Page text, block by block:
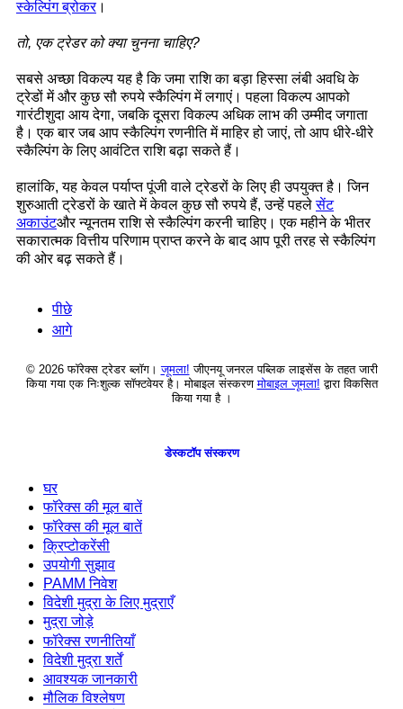
स्केल्पिंग ब्रोकर।
तो, एक ट्रेडर को क्या चुनना चाहिए?
सबसे अच्छा विकल्प यह है कि जमा राशि का बड़ा हिस्सा लंबी अवधि के
ट्रेडों में और कुछ सौ रुपये स्कैल्पिंग में लगाएं। पहला विकल्प आपको
गारंटीशुदा आय देगा, जबकि दूसरा विकल्प अधिक लाभ की उम्मीद जगाता
है। एक बार जब आप स्कैल्पिंग रणनीति में माहिर हो जाएं, तो आप धीरे-धीरे
स्कैल्पिंग के लिए आवंटित राशि बढ़ा सकते हैं।
हालांकि, यह केवल पर्याप्त पूंजी वाले ट्रेडरों के लिए ही उपयुक्त है। जिन
शुरुआती ट्रेडरों के खाते में केवल कुछ सौ रुपये हैं, उन्हें पहलेसेंट
अकाउंटऔर न्यूनतम राशि से स्कैल्पिंग करनी चाहिए। एक महीने के भीतर
सकारात्मक वित्तीय परिणाम प्राप्त करने के बाद आप पूरी तरह से स्कैल्पिंग
की ओर बढ़ सकते हैं।
पीछे
आगे
© 2026 फॉरेक्स ट्रेडर ब्लॉग।जूमला! जीएनयू जनरल पब्लिक लाइसेंस के तहत जारी
किया गया एक निःशुल्क सॉफ्टवेयर है। मोबाइल संस्करणमोबाइल जूमला! द्वारा विकसित
किया गया है ।
डेस्कटॉप संस्करण
घर
फॉरेक्स की मूल बातें
फॉरेक्स की मूल बातें
क्रिप्टोकरेंसी
उपयोगी सुझाव
PAMM निवेश
विदेशी मुद्रा के लिए मुद्राएँ
मुद्रा जोड़े
फॉरेक्स रणनीतियाँ
विदेशी मुद्रा शर्तें
आवश्यक जानकारी
मौलिक विश्लेषण